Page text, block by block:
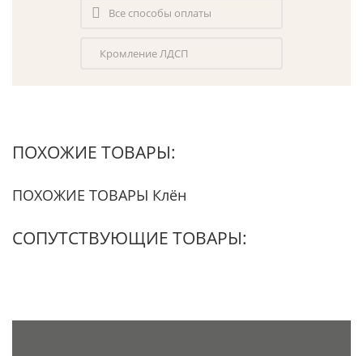
Все способы оплаты
Кромление ЛДСП
ПОХОЖИЕ ТОВАРЫ:
ПОХОЖИЕ ТОВАРЫ Клён
СОПУТСТВУЮЩИЕ ТОВАРЫ: